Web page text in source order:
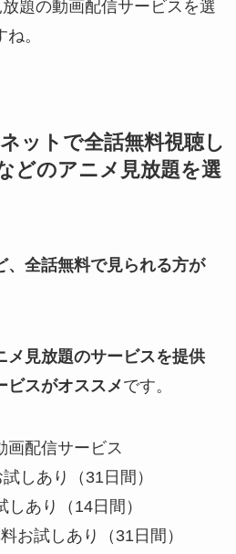
題の動画配信サービスを選
。
ットで全話無料視聴し
どのアニメ見放題を選
、全話無料で見られる方が
メ見放題のサービスを提供
ビスがオススメです。
画配信サービス
あり（31日間）
り（14日間）
お試しあり（31日間）